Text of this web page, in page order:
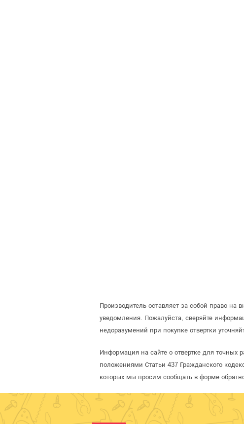
Производитель оставляет за собой право
уведомления. Пожалуйста, сверяйте
недоразумений при покупке отвертки
Информация на сайте о отвертке для точных
положениями Статьи 437 Гражданского
которых мы просим сообщать в форме